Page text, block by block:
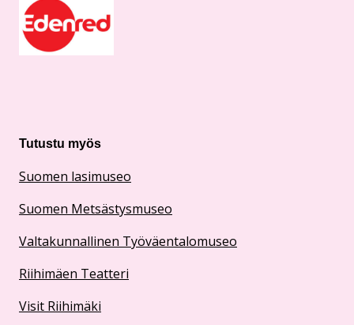
Tutustu myös
Suomen lasimuseo
Suomen Metsästysmuseo
Valtakunnallinen Työväentalomuseo
Riihimäen Teatteri
Visit Riihimäki